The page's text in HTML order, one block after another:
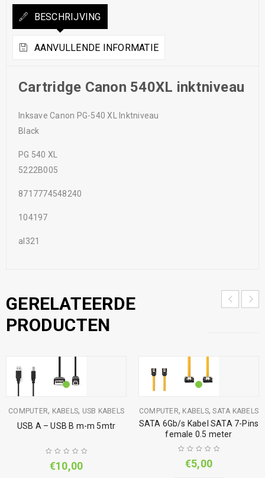
BESCHRIJVING
AANVULLENDE INFORMATIE
Cartridge Canon 540XL inktniveau
Inksave Canon PG-540 XL Inktniveau
Black
PG 540 XL
5222B005
8717774548240
104197
al321
GERELATEERDE
PRODUCTEN
COMPUTER, KABELS, USB KABELS
USB A – USB B m-m 5mtr
€10,00
COMPUTER, KABELS,SATA KABELS
SATA 6Gb/s Kabel SATA 7-Pins
female 0.5 meter
€5,00